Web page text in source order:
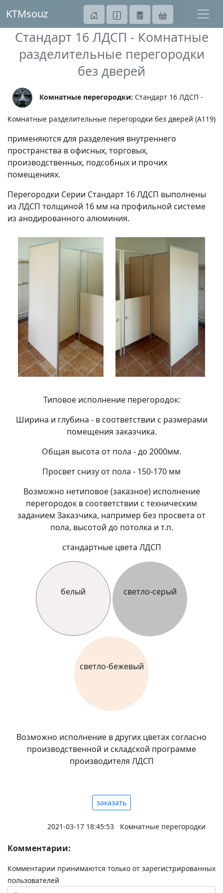
KTMsouz
Стандарт 16 ЛДСП - Комнатные
разделительные перегородки
без дверей
Комнатные перегородки: Стандарт 16 ЛДСП -
Комнатные разделительные перегородки без дверей (A119)
применяются для разделения внутреннего
пространства в офисных, торговых,
производственных, подсобных и прочих
помещениях.
Перегородки Серии Стандарт 16 ЛДСП выполнены
из ЛДСП толщиной 16 мм на профильной системе
из анодированного алюминия.
Типовое исполнение перегородок:
Ширина и глубина - в соответствии с размерами
помещения заказчика.
Общая высота от пола - до 2000мм.
Просвет снизу от пола - 150-170 мм
Возможно нетиповое (заказное) исполнение
перегородок в соответствии с техническим
заданием Заказчика, например без просвета от
пола, высотой до потолка и т.п.
стандартные цвета ЛДСП
белый светло-серый
светло-бежевый
Возможно исполнение в других цветах согласно
производственной и складской программе
производителя ЛДСП
заказать
2021-03-17 18:45:53 Комнатные перегородки
Комментарии:
Комментарии принимаются только от зарегистрированных
пользователей